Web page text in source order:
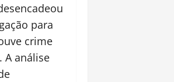
para
crime
A análise